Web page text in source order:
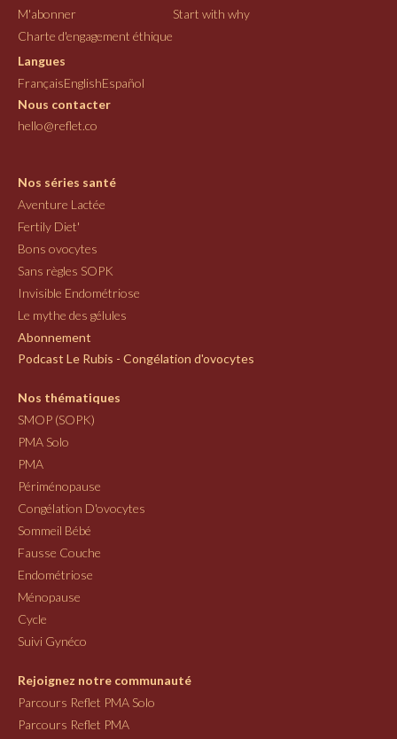
M'abonner
Start with why
Charte d'engagement éthique
Langues
FrançaisEnglishEspañol
Nous contacter
hello@reflet.co
Nos séries santé
Aventure Lactée
Fertily Diet'
Bons ovocytes
Sans règles SOPK
Invisible Endométriose
Le mythe des gélules
Abonnement
Podcast Le Rubis - Congélation d'ovocytes
Nos thématiques
SMOP (SOPK)
PMA Solo
PMA
Périménopause
Congélation D'ovocytes
Sommeil Bébé
Fausse Couche
Endométriose
Ménopause
Cycle
Suivi Gynéco
Rejoignez notre communauté
Parcours Reflet PMA Solo
Parcours Reflet PMA